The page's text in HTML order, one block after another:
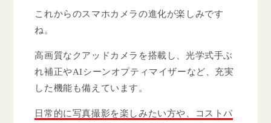
これからのスマホカメラの進化が楽しみです
ね。
高画質なクアッドカメラを搭載し、光学式手ぶ
れ補正やAIシーンオプティマイザーなど、充実
した機能も備えています。
日常的に写真撮影を楽しみたい方や、コストパ